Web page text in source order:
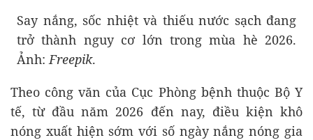
Say nắng, sốc nhiệt và thiếu nước sạch đang
trở thành nguy cơ lớn trong mùa hè 2026.
Ảnh:Freepik.
Theo công văn của Cục Phòng bệnh thuộc Bộ Y
tế, từ đầu năm 2026 đến nay, điều kiện khô
nóng xuất hiện sớm với số ngày nắng nóng gia